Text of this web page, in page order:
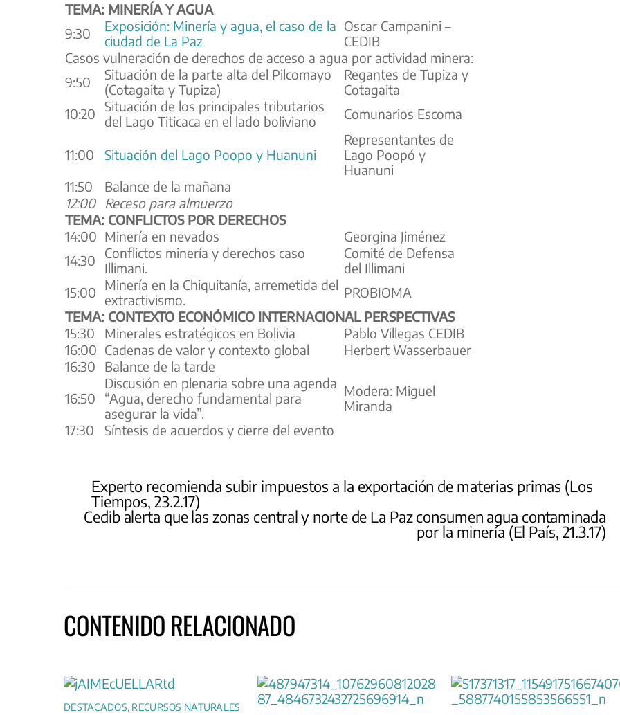
TEMA: MINERÍA Y AGUA
9:30
Exposición: Minería y agua, el caso de la
ciudad de La Paz
Oscar Campanini –
CEDIB
Casos vulneración de derechos de acceso a agua por actividad minera:
9:50
Situación de la parte alta del Pilcomayo
(Cotagaita y Tupiza)
Regantes de Tupiza y
Cotagaita
10:20 Situación de los principales tributarios
del Lago Titicaca en el lado boliviano
Comunarios Escoma
11:00 Situación del Lago Poopo y Huanuni
Representantes de
Lago Poopó y
Huanuni
11:50
Balance de la mañana
12:00
Receso para almuerzo
TEMA: CONFLICTOS POR DERECHOS
14:00 Minería en nevados
Georgina Jiménez
14:30
Conflictos minería y derechos caso
Illimani.
Comité de Defensa
del Illimani
15:00 Minería en la Chiquitanía, arremetida del
extractivismo.
PROBIOMA
TEMA: CONTEXTO ECONÓMICO INTERNACIONAL PERSPECTIVAS
15:30
Minerales estratégicos en Bolivia
Pablo Villegas CEDIB
16:00 Cadenas de valor y contexto global
Herbert Wasserbauer
16:30
Balance de la tarde
16:50
Discusión en plenaria sobre una agenda
“Agua, derecho fundamental para
asegurar la vida”.
Modera: Miguel
Miranda
17:30
Síntesis de acuerdos y cierre del evento
Experto recomienda subir impuestos a la exportación de materias primas (Los
Tiempos, 23.2.17)
Cedib alerta que las zonas central y norte de La Paz consumen agua contaminada
por la minería (El País, 21.3.17)
CONTENIDO RELACIONADO
DESTACADOS, RECURSOS NATURALES